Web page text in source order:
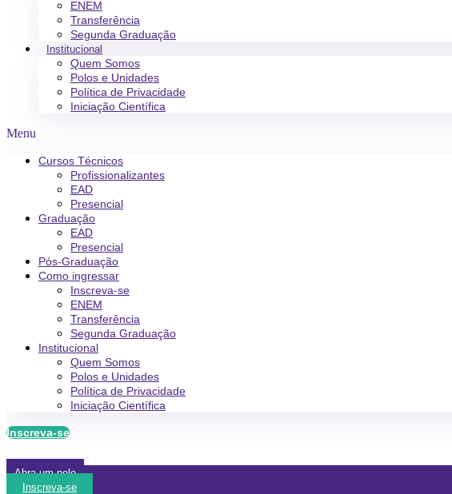
ENEM
Transferência
Segunda Graduação
Institucional
Quem Somos
Polos e Unidades
Política de Privacidade
Iniciação Científica
Menu
Cursos Técnicos
Profissionalizantes
EAD
Presencial
Graduação
EAD
Presencial
Pós-Graduação
Como ingressar
Inscreva-se
ENEM
Transferência
Segunda Graduação
Institucional
Quem Somos
Polos e Unidades
Política de Privacidade
Iniciação Científica
Inscreva-se
Abra um polo
Inscreva-se